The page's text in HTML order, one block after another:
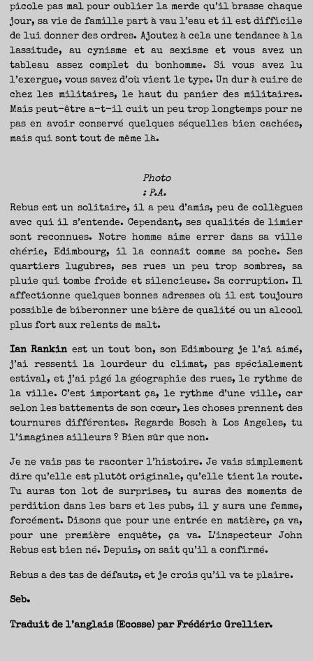
picole pas mal pour oublier la merde qu’il brasse chaque
jour, sa vie de famille part à vau l’eau et il est difficile
de lui donner des ordres. Ajoutez à cela une tendance à la
lassitude, au cynisme et au sexisme et vous avez un
tableau assez complet du bonhomme. Si vous avez lu
l’exergue, vous savez d’où vient le type. Un dur à cuire de
chez les militaires, le haut du panier des militaires.
Mais peut-être a-t-il cuit un peu trop longtemps pour ne
pas en avoir conservé quelques séquelles bien cachées,
mais qui sont tout de même là.
Photo
: P.A.
Rebus est un solitaire, il a peu d’amis, peu de collègues
avec qui il s’entende. Cependant, ses qualités de limier
sont reconnues. Notre homme aime errer dans sa ville
chérie, Edimbourg, il la connaît comme sa poche. Ses
quartiers lugubres, ses rues un peu trop sombres, sa
pluie qui tombe froide et silencieuse. Sa corruption. Il
affectionne quelques bonnes adresses où il est toujours
possible de biberonner une bière de qualité ou un alcool
plus fort aux relents de malt.
Ian Rankin est un tout bon, son Edimbourg je l’ai aimé,
j’ai ressenti la lourdeur du climat, pas spécialement
estival, et j’ai pigé la géographie des rues, le rythme de
la ville. C’est important ça, le rythme d’une ville, car
selon les battements de son cœur, les choses prennent des
tournures différentes. Regarde Bosch à Los Angeles, tu
l’imagines ailleurs ? Bien sûr que non.
Je ne vais pas te raconter l’histoire. Je vais simplement
dire qu’elle est plutôt originale, qu’elle tient la route.
Tu auras ton lot de surprises, tu auras des moments de
perdition dans les bars et les pubs, il y aura une femme,
forcément. Disons que pour une entrée en matière, ça va,
pour une première enquête, ça va. L’inspecteur John
Rebus est bien né. Depuis, on sait qu’il a confirmé.
Rebus a des tas de défauts, et je crois qu’il va te plaire.
Seb.
Traduit de l’anglais (Ecosse) par Frédéric Grellier.